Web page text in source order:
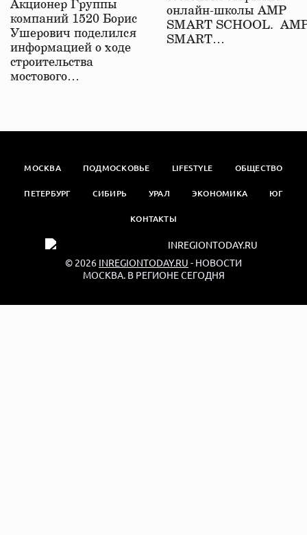
Акционер Группы
компаний 1520 Борис
Ушерович поделился
информацией о ходе
строительства
мостового…
онлайн-школы АМР
SMART SCHOOL.
SMART…
МОСКВА ПОДМОСКОВЬЕ LIFESTYLE ОБЩЕСТВО
ПЕТЕРБУРГ СИБИРЬ УРАЛ ЭКОНОМИКА ЮГ
КОНТАКТЫ
© 2026 INREGIONTODAY.RU - НОВОСТИ
МОСКВА. В РЕГИОНЕ СЕГОДНЯ